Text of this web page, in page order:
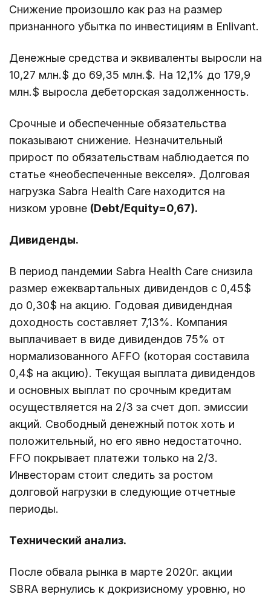
Снижение произошло как раз на размер
признанного убытка по инвестициям в Enlivant.
Денежные средства и эквиваленты выросли на
10,27 млн.$ до 69,35 млн.$. На 12,1% до 179,9
млн.$ выросла дебеторская задолженность.
Срочные и обеспеченные обязательства
показывают снижение. Незначительный
прирост по обязательствам наблюдается по
статье «необеспеченные векселя». Долговая
нагрузка Sabra Health Care находится на
низком уровне (Debt/Equity=0,67).
Дивиденды.
В период пандемии Sabra Health Care снизила
размер ежеквартальных дивидендов с 0,45$
до 0,30$ на акцию. Годовая дивидендная
доходность составляет 7,13%. Компания
выплачивает в виде дивидендов 75% от
нормализованного AFFO (которая составила
0,4$ на акцию). Текущая выплата дивидендов
и основных выплат по срочным кредитам
осуществляется на 2/3 за счет доп. эмиссии
акций. Свободный денежный поток хоть и
положительный, но его явно недостаточно.
FFO покрывает платежи только на 2/3.
Инвесторам стоит следить за ростом
долговой нагрузки в следующие отчетные
периоды.
Технический анализ.
После обвала рынка в марте 2020г. акции
SBRA вернулись к докризисному уровню, но